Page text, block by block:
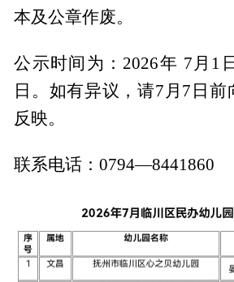
本及公章作废。
公示时间为：2026年 7月1
日。如有异议，请7月7日前
反映。
联系电话：0794—8441860